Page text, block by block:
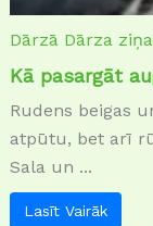
Dārzā Dārza
Kā pasargāt
Rudens beigas
atpūtu, bet arī
Sala un ...
Lasīt Vairāk